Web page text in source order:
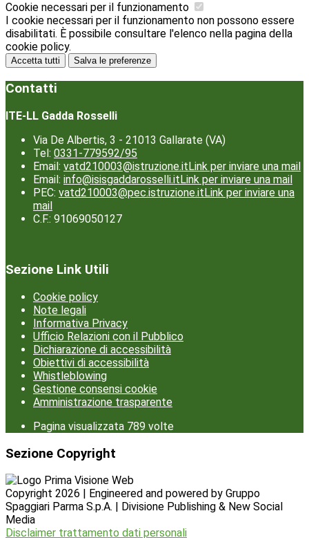
Cookie necessari per il funzionamento
I cookie necessari per il funzionamento non possono essere
disabilitati. È possibile consultare l'elenco nella pagina della
cookie policy.
Accetta tutti Salva le preferenze
Contatti
ITE-LL Gadda Rosselli
Via De Albertis, 3 - 21013 Gallarate (VA)
Tel: 0331-779592/95
Email: vatd210003@istruzione.itLink per inviare una mail
Email: info@isisgaddarosselli.itLink per inviare una mail
PEC: vatd210003@pec.istruzione.itLink per inviare una
mail
C.F.: 91069050127
Sezione Link Utili
Cookie policy
Note legali
Informativa Privacy
Ufficio Relazioni con il Pubblico
Dichiarazione di accessibilità
Obiettivi di accessibilità
Whistleblowing
Gestione consensi cookie
Amministrazione trasparente
Pagina visualizzata 789 volte
Sezione Copyright
Copyright 2026 | Engineered and powered by Gruppo
Spaggiari Parma S.p.A. | Divisione Publishing & New Social
Media
Disclaimer trattamento dati personali